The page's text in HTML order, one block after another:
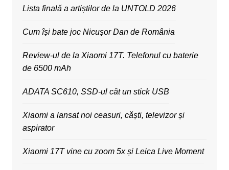
Lista finală a artiștilor de la UNTOLD 2026
Cum își bate joc Nicușor Dan de România
Review-ul de la Xiaomi 17T. Telefonul cu baterie
de 6500 mAh
ADATA SC610, SSD-ul cât un stick USB
Xiaomi a lansat noi ceasuri, căști, televizor și
aspirator
Xiaomi 17T vine cu zoom 5x și Leica Live Moment